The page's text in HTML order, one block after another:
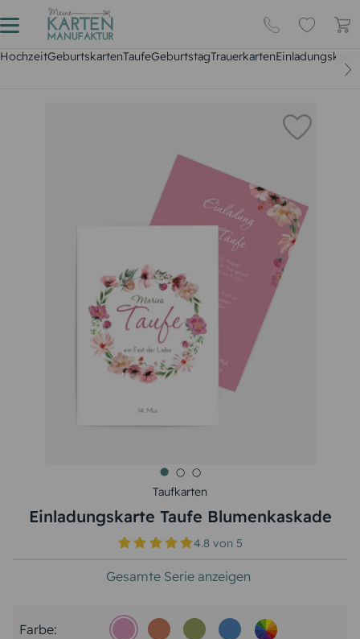
HochzeitGeburtskartenTaufeGeburtstagTrauerkarten
Taufkarten
Einladungskarte Taufe Blumenkaskade
4.8 von5
Gesamte Serie anzeigen
Farbe: